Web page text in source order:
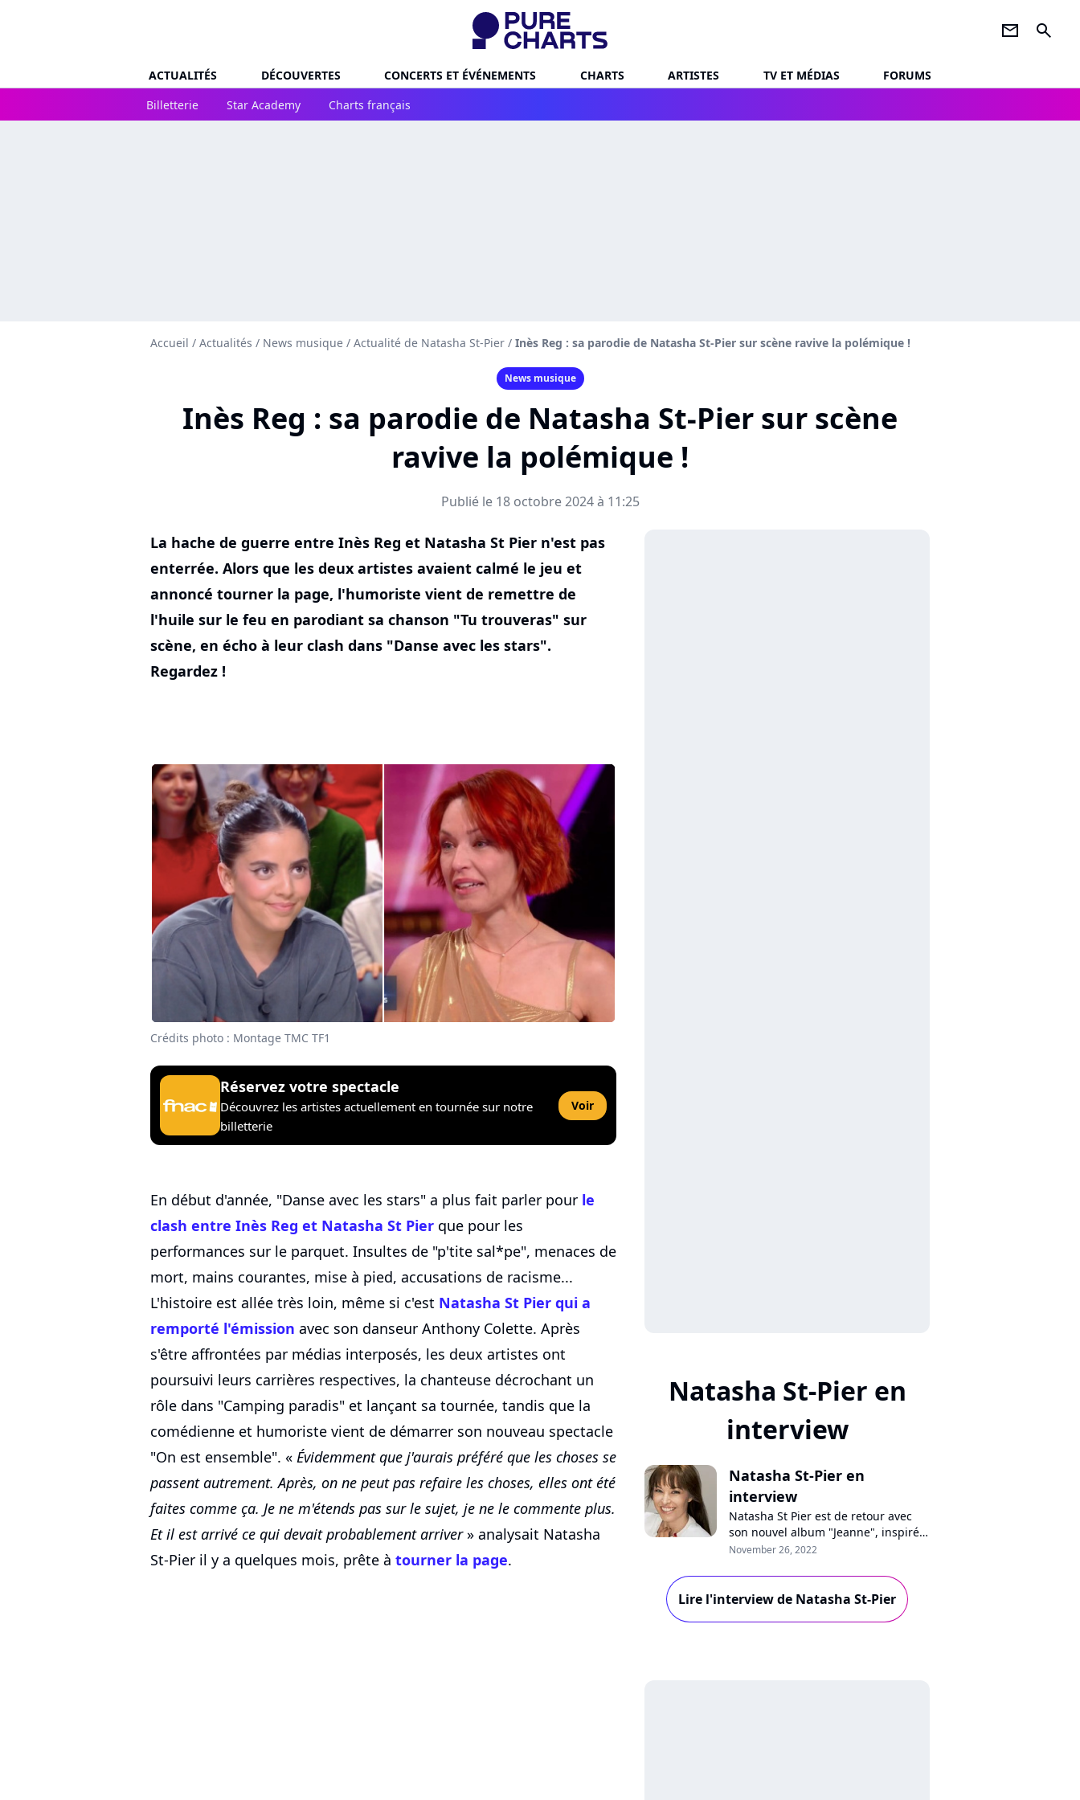
newsletter search
ACTUALITÉS DÉCOUVERTES CONCERTS ET ÉVÉNEMENTS CHARTS ARTISTES TV ET MÉDIAS
FORUMS
Billetterie
Star Academy Charts français
Accueil / Actualités / News musique / Actualité de Natasha St-Pier / Inès Reg : sa parodie de Natasha St-Pier sur scène ravive la polémique !
News musique
Inès Reg : sa parodie de Natasha St-Pier sur scène
ravive la polémique !
Publié le 18 octobre 2024 à 11:25
La hache de guerre entre Inès Reg et Natasha St Pier n'est pas
enterrée. Alors que les deux artistes avaient calmé le jeu et
annoncé tourner la page, l'humoriste vient de remettre de
l'huile sur le feu en parodiant sa chanson "Tu trouveras" sur
scène, en écho à leur clash dans "Danse avec les stars".
Regardez !
Crédits photo : Montage TMC TF1
Réservez votre spectacle
Découvrez les artistes actuellement en tournée sur notre
billetterie
Voir
En début d'année, "Danse avec les stars" a plus fait parler pour le
clash entre Inès Reg et Natasha St Pier que pour les
performances sur le parquet. Insultes de "p'tite sal*pe", menaces de
mort, mains courantes, mise à pied, accusations de racisme...
L'histoire est allée très loin, même si c'est Natasha St Pier qui a
remporté l'émission avec son danseur Anthony Colette. Après
s'être affrontées par médias interposés, les deux artistes ont
poursuivi leurs carrières respectives, la chanteuse décrochant un
rôle dans "Camping paradis" et lançant sa tournée, tandis que la
comédienne et humoriste vient de démarrer son nouveau spectacle
"On est ensemble". « Évidemment que j'aurais préféré que les choses se
passent autrement. Après, on ne peut pas refaire les choses, elles ont été
faites comme ça. Je ne m'étends pas sur le sujet, je ne le commente plus.
Et il est arrivé ce qui devait probablement arriver» analysait Natasha
St-Pier il y a quelques mois, prête à tourner la page.
Natasha St-Pier en
interview
Natasha St-Pier en
interview
Natasha St Pier est de retour avec
son nouvel album "Jeanne", inspiré
de la vie de Jeanne d'Arc et des écrits
pour Purecharts, l'artiste se confie
sur ces figures féministes, l'étiquette
de chanteuse spirituelle ou encore
November 26, 2022
Lire l'interview de Natasha St-Pier